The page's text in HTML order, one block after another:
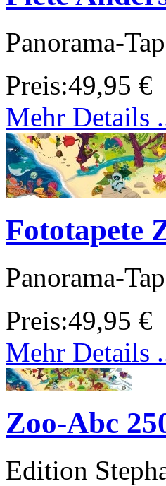
Panorama-
Preis:49,95 €
Mehr Details
Fototapete
Panorama-
Preis:49,95 €
Mehr Details
Zoo-Abc
Edition